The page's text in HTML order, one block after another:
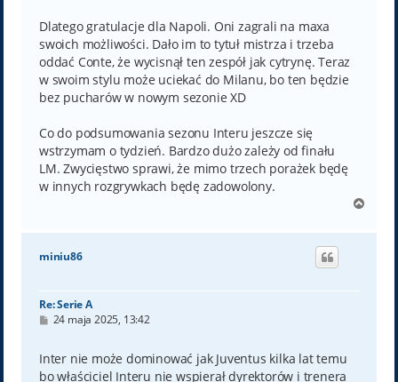
Dlatego gratulacje dla Napoli. Oni zagrali na maxa
swoich możliwości. Dało im to tytuł mistrza i trzeba
oddać Conte, że wycisnął ten zespół jak cytrynę. Teraz
w swoim stylu może uciekać do Milanu, bo ten będzie
bez pucharów w nowym sezonie XD
Co do podsumowania sezonu Interu jeszcze się
wstrzymam o tydzień. Bardzo dużo zależy od finału
LM. Zwycięstwo sprawi, że mimo trzech porażek będę
w innych rozgrywkach będę zadowolony.
g
miniu86
Re: Serie A
P
t
24 maja 2025, 13:42
Inter nie może dominować jak Juventus kilka lat temu
bo właściciel Interu nie wspierał dyrektorów i trenera